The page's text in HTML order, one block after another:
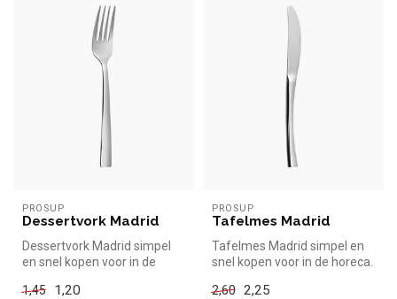
PROSUP
Dessertvork Madrid
Dessertvork Madrid simpel
en snel kopen voor in de
1,45
1,20
PROSUP
Tafelmes Madrid
Tafelmes Madrid simpel en
snel kopen voor in de horeca.
2,60 2,25